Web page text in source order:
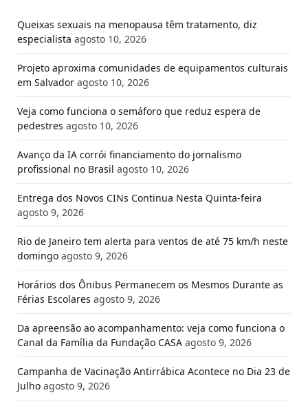
Queixas sexuais na menopausa têm tratamento, diz
especialista agosto 10, 2026
Projeto aproxima comunidades de equipamentos culturais
em Salvador agosto 10, 2026
Veja como funciona o semáforo que reduz espera de
pedestres agosto 10, 2026
Avanço da IA corrói financiamento do jornalismo
profissional no Brasil agosto 10, 2026
Entrega dos Novos CINs Continua Nesta Quinta-feira
agosto 9, 2026
Rio de Janeiro tem alerta para ventos de até 75 km/h neste
domingo agosto 9, 2026
Horários dos Ônibus Permanecem os Mesmos Durante as
Férias Escolares agosto 9, 2026
Da apreensão ao acompanhamento: veja como funciona o
Canal da Família da Fundação CASA agosto 9, 2026
Campanha de Vacinação Antirrábica Acontece no Dia 23 de
Julho agosto 9, 2026